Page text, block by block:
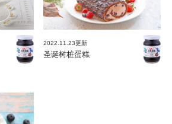
2022.11.23更新
圣诞树桩蛋糕